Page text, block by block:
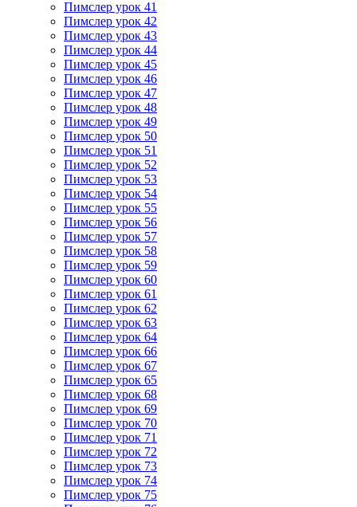
Пимслер урок 41
Пимслер урок 42
Пимслер урок 43
Пимслер урок 44
Пимслер урок 45
Пимслер урок 46
Пимслер урок 47
Пимслер урок 48
Пимслер урок 49
Пимслер урок 50
Пимслер урок 51
Пимслер урок 52
Пимслер урок 53
Пимслер урок 54
Пимслер урок 55
Пимслер урок 56
Пимслер урок 57
Пимслер урок 58
Пимслер урок 59
Пимслер урок 60
Пимслер урок 61
Пимслер урок 62
Пимслер урок 63
Пимслер урок 64
Пимслер урок 66
Пимслер урок 67
Пимслер урок 65
Пимслер урок 68
Пимслер урок 69
Пимслер урок 70
Пимслер урок 71
Пимслер урок 72
Пимслер урок 73
Пимслер урок 74
Пимслер урок 75